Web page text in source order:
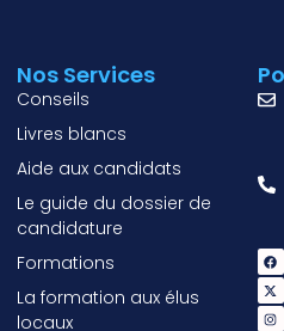
Nos Services
Conseils
Livres blancs
Aide aux candidats
Le guide du dossier de
candidature
Formations
La formation aux élus
locaux